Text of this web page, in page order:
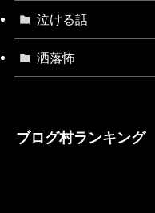
泣ける話
洒落怖
ブログ村ランキング